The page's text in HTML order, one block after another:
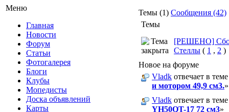
Меню
Главная
Новости
Форум
Статьи
Фотогалерея
Блоги
Клубы
Мопедисты
Доска объявлений
Карты
Темы (1) Сообщения (42)
Темы
[РЕШЕНО]
Стеллы ( 1 , 2 )
Новое на форуме
Vladk отвечает в
и мотором 49,9 см3.»
Vladk отвечает в
YH50QT-17 72 см3»